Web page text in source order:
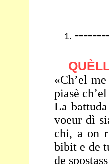
«Ch’el
piasè
La
voeur dì
chi, a on
bibit e de
de